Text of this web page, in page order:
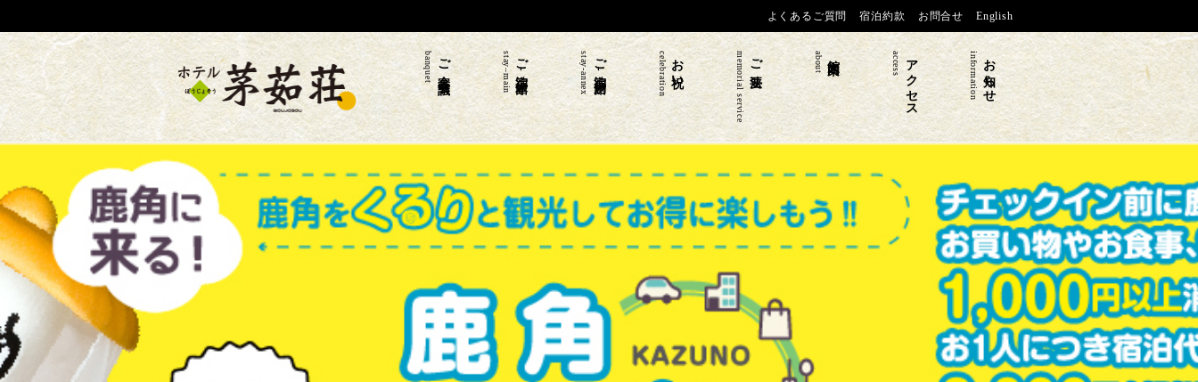
よくあるご質問 宿泊約款 お問合せ English
ご宴会 会議
banquet ご宿泊-本館
stay–main ご宿泊-別館
stay-annex お祝い
celebration ご法要
memorial service about アクセス
access お知らせ
information